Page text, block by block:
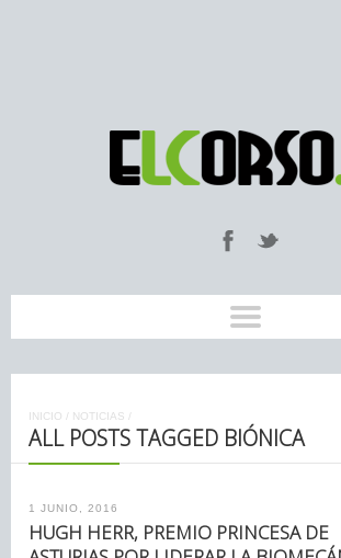
INICIO / NOTICIAS /
ALL POSTS TAGGED BIÓNICA
1 JUNIO, 2016
HUGH HERR, PREMIO PRINCESA DE